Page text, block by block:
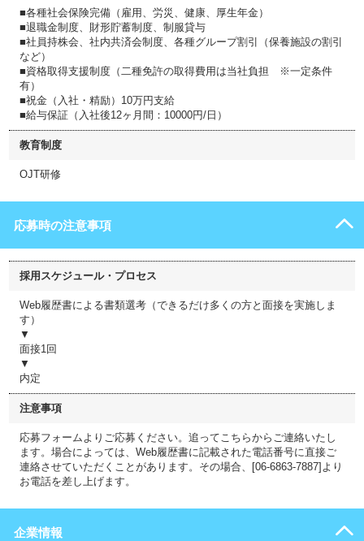
■各種社会保険完備（雇用、労災、健康、厚生年金）
■退職金制度、財形貯蓄制度、制服貸与
■社員持株会、社内共済会制度、各種グループ割引（保養施設の割引
など）
■資格取得支援制度（二種免許の取得費用は当社負担 ※一定条件
有）
■祝金（入社・精励）10万円支給
■給与保証（入社後12ヶ月間：10000円/日）
教育制度
OJT研修
応募時の注意事項
採用スケジュール・プロセス
Web履歴書による書類選考（できるだけ多くの方と面接を実施しま
す）
▼
面接1回
▼
内定
注意事項
応募フォームよりご応募ください。追ってこちらからご連絡いたし
ます。場合によっては、Web履歴書に記載された電話番号に直接ご
連絡させていただくことがあります。その場合、[06-6863-7887]より
お電話を差し上げます。
企業情報